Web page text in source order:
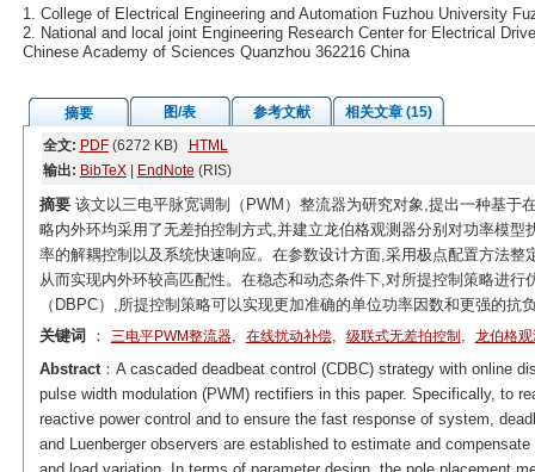
1. College of Electrical Engineering and Automation Fuzhou University
2. National and local joint Engineering Research Center for Electrical
Chinese Academy of Sciences Quanzhou 362216 China
摘要 图/表 参考文献
相关文章 (15)
全文: PDF(6272 KB)
HTML
输出: BibTeX| EndNote (RIS)
摘要该文以三电平脉宽调制（PWM）整流器为研究对象,提出一种基于
略内外环均采用了无差拍控制方式,并建立龙伯格观测器分别对功率模
率的解耦控制以及系统快速响应。在参数设计方面,采用极点配置方法
从而实现内外环较高匹配性。在稳态和动态条件下,对所提控制策略进
（DBPC）,所提控制策略可以实现更加准确的单位功率因数和更强的抗
关键词
： 三电平PWM整流器, 在线扰动补偿, 级联式无差拍控制 , 龙伯格
Abstract：A cascaded deadbeat control (CDBC) strategy with online
pulse width modulation (PWM) rectifiers in this paper. Specifically, to
reactive power control and to ensure the fast response of system,
and Luenberger observers are established to estimate and